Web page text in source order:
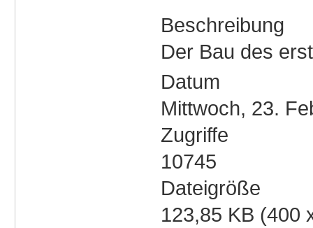
Beschreibung
Der Bau des
Datum
Mittwoch, 23.
Zugriffe
10745
Dateigröße
123,85 KB (400